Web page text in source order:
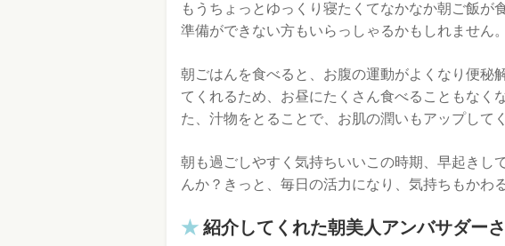
もうちょっとゆっくり寝たくてなかなか朝ご飯が
準備ができない方もいらっしゃるかもしれません。
朝ごはんを食べると、お腹の運動がよくなり便秘
てくれるため、お昼にたくさん食べることもなく
た、汁物をとることで、お肌の潤いもアップして
朝も過ごしやすく気持ちいいこの時期、早起きし
んか？きっと、毎日の活力になり、気持ちもかわ
紹介してくれた朝美人アンバサダー